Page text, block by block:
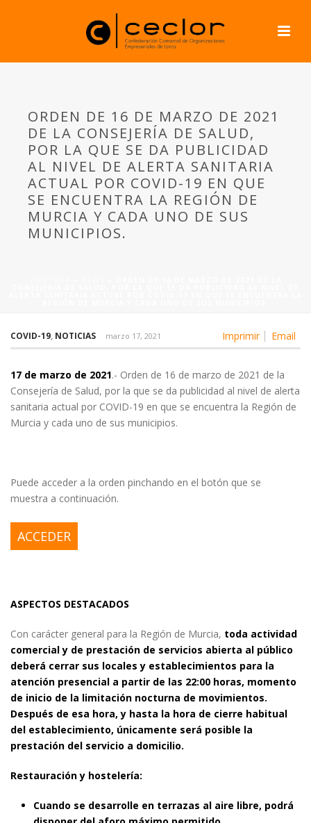
ORDEN DE 16 DE MARZO DE 2021
DE LA CONSEJERÍA DE SALUD,
POR LA QUE SE DA PUBLICIDAD
AL NIVEL DE ALERTA SANITARIA
ACTUAL POR COVID-19 EN QUE
SE ENCUENTRA LA REGIÓN DE
MURCIA Y CADA UNO DE SUS
MUNICIPIOS.
Imprimir Email
COVID-19, NOTICIAS marzo 17, 2021
17 de marzo de 2021.- Orden de 16 de marzo de 2021 de la
Consejería de Salud, por la que se da publicidad al nivel de alerta
sanitaria actual por COVID-19 en que se encuentra la Región de
Murcia y cada uno de sus municipios.
Puede acceder a la orden pinchando en el botón que se
muestra a continuación.
ACCEDER
ASPECTOS DESTACADOS
Con carácter general para la Región de Murcia, toda actividad
comercialy de prestación de servicios abierta al público
deberá cerrar sus locales y establecimientos para la
atención presencial a partir de las 22:00 horas, momento
de inicio de la limitación nocturna de movimientos.
Después de esa hora, y hasta la hora de cierre habitual
del establecimiento, únicamente será posible la
prestación del servicio a domicilio.
Restauración y hostelería:
Cuando se desarrolle en terrazas al aire libre, podrá